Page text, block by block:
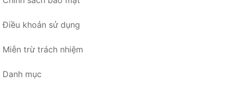
Điều khoản sử dụng
Miễn trừ trách nhiệm
Danh mục